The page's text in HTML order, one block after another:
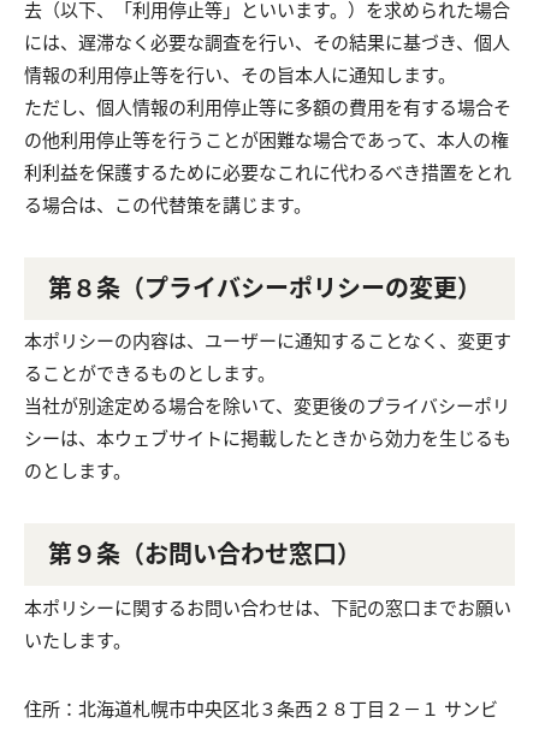
去（以下、「利用停止等」といいます。）を求められた場合
には、遅滞なく必要な調査を行い、その結果に基づき、個人
情報の利用停止等を行い、その旨本人に通知します。
ただし、個人情報の利用停止等に多額の費用を有する場合そ
の他利用停止等を行うことが困難な場合であって、本人の権
利利益を保護するために必要なこれに代わるべき措置をとれ
る場合は、この代替策を講じます。
第８条（プライバシーポリシーの変更）
本ポリシーの内容は、ユーザーに通知することなく、変更す
ることができるものとします。
当社が別途定める場合を除いて、変更後のプライバシーポリ
シーは、本ウェブサイトに掲載したときから効力を生じるも
のとします。
第９条（お問い合わせ窓口）
本ポリシーに関するお問い合わせは、下記の窓口までお願い
いたします。
住所：北海道札幌市中央区北３条西２８丁目２－１ サンビ